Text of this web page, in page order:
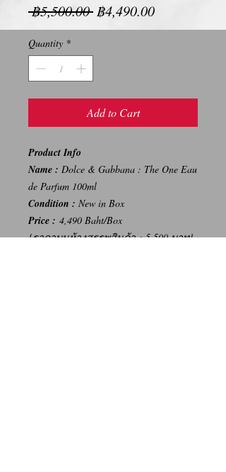
฿5,500.00 Regular
Price
฿4,490.00Sale
Price
Quantity *
Add to Cart
Product Info
Name : Dolce & Gabbana : The One Eau
de Parfum 100ml
Condition : New in Box
Price : 4,490 Baht/Box
{ราคาบนห้างสรรพสินค้า : 5,500 บาท}